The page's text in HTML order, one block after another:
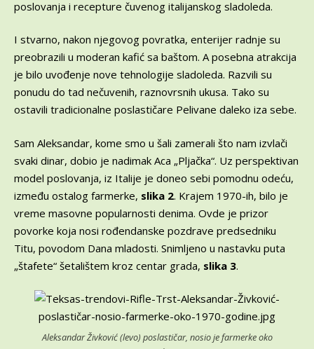
poslovanja i recepture čuvenog italijanskog sladoleda.
I stvarno, nakon njegovog povratka, enterijer radnje su
preobrazili u moderan kafić sa baštom. A posebna atrakcija
je bilo uvođenje nove tehnologije sladoleda. Razvili su
ponudu do tad nečuvenih, raznovrsnih ukusa. Tako su
ostavili tradicionalne poslastičare Pelivane daleko iza sebe.
Sam Aleksandar, kome smo u šali zamerali što nam izvlači
svaki dinar, dobio je nadimak Aca „Pljačka“. Uz perspektivan
model poslovanja, iz Italije je doneo sebi pomodnu odeću,
između ostalog farmerke, slika 2. Krajem 1970-ih, bilo je
vreme masovne popularnosti denima. Ovde je prizor
povorke koja nosi rođendanske pozdrave predsedniku
Titu, povodom Dana mladosti. Snimljeno u nastavku puta
„štafete“ šetalištem kroz centar grada, slika 3.
Aleksandar Živković (levo) poslastičar, nosio je farmerke oko